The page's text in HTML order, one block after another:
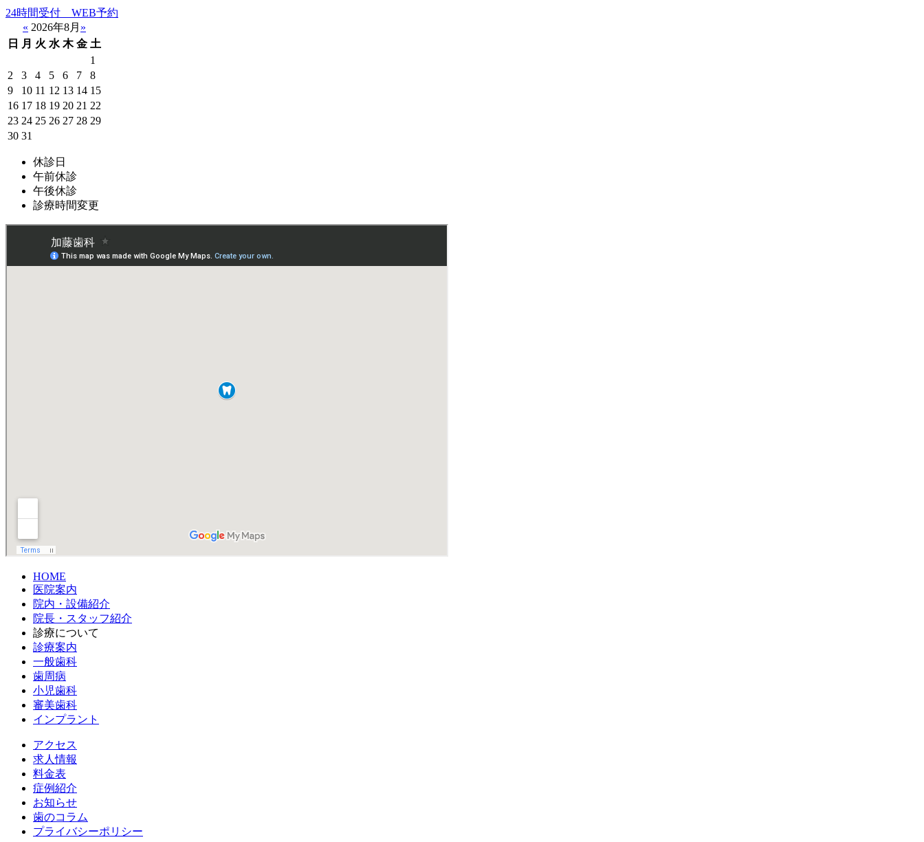
24時間受付 WEB予約
« 2026年8月 »
日
月 火 水 木 金 土
1
2
3 4 5 6 7
8
9
10 11 12 13 14 15
16 17 18 19 20 21 22
23 24 25 26 27 28 29
30 31
休診日
午前休診
午後休診
診療時間変更
HOME
医院案内
院内・設備紹介
院長・スタッフ紹介
診療について
診療案内
一般歯科
歯周病
小児歯科
審美歯科
インプラント
アクセス
求人情報
料金表
症例紹介
お知らせ
歯のコラム
プライバシーポリシー